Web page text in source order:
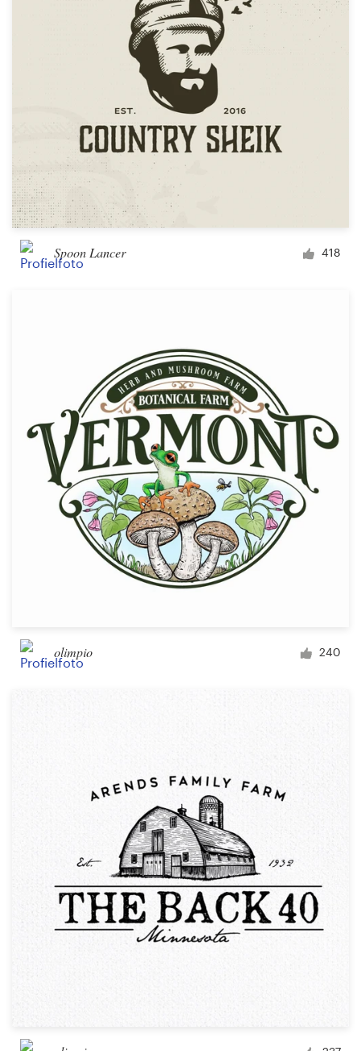
Spoon Lancer 418
olimpio 240